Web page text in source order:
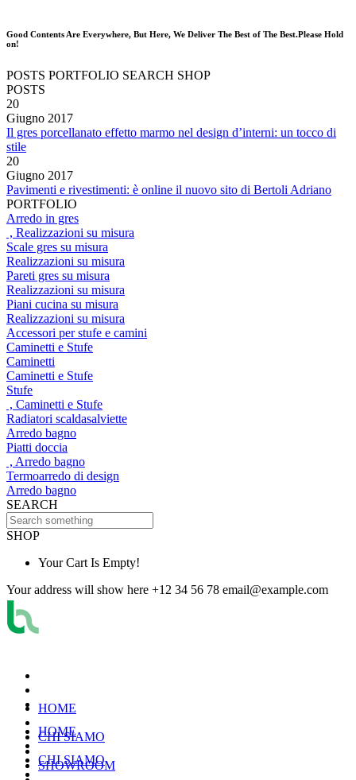
Good Contents Are Everywhere, But Here, We Deliver The Best of The Best.Please Hold
on!
POSTS PORTFOLIO SEARCH SHOP
POSTS
20
Giugno 2017
Il gres porcellanato effetto marmo nel design d’interni: un tocco di
stile
20
Giugno 2017
Pavimenti e rivestimenti: è online il nuovo sito di Bertoli Adriano
PORTFOLIO
Arredo in gres
, Realizzazioni su misura
Scale gres su misura
Realizzazioni su misura
Pareti gres su misura
Realizzazioni su misura
Piani cucina su misura
Realizzazioni su misura
Accessori per stufe e camini
Caminetti e Stufe
Caminetti
Caminetti e Stufe
Stufe
, Caminetti e Stufe
Radiatori scaldasalviette
Arredo bagno
Piatti doccia
, Arredo bagno
Termoarredo di design
Arredo bagno
SEARCH
SHOP
Your Cart Is Empty!
Your address will show here +12 34 56 78 email@example.com
HOME
CHI SIAMO
HOME
CHI SIAMO
SHOWROOM